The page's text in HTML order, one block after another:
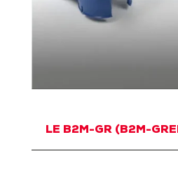
LE B2M-GR (B2M-